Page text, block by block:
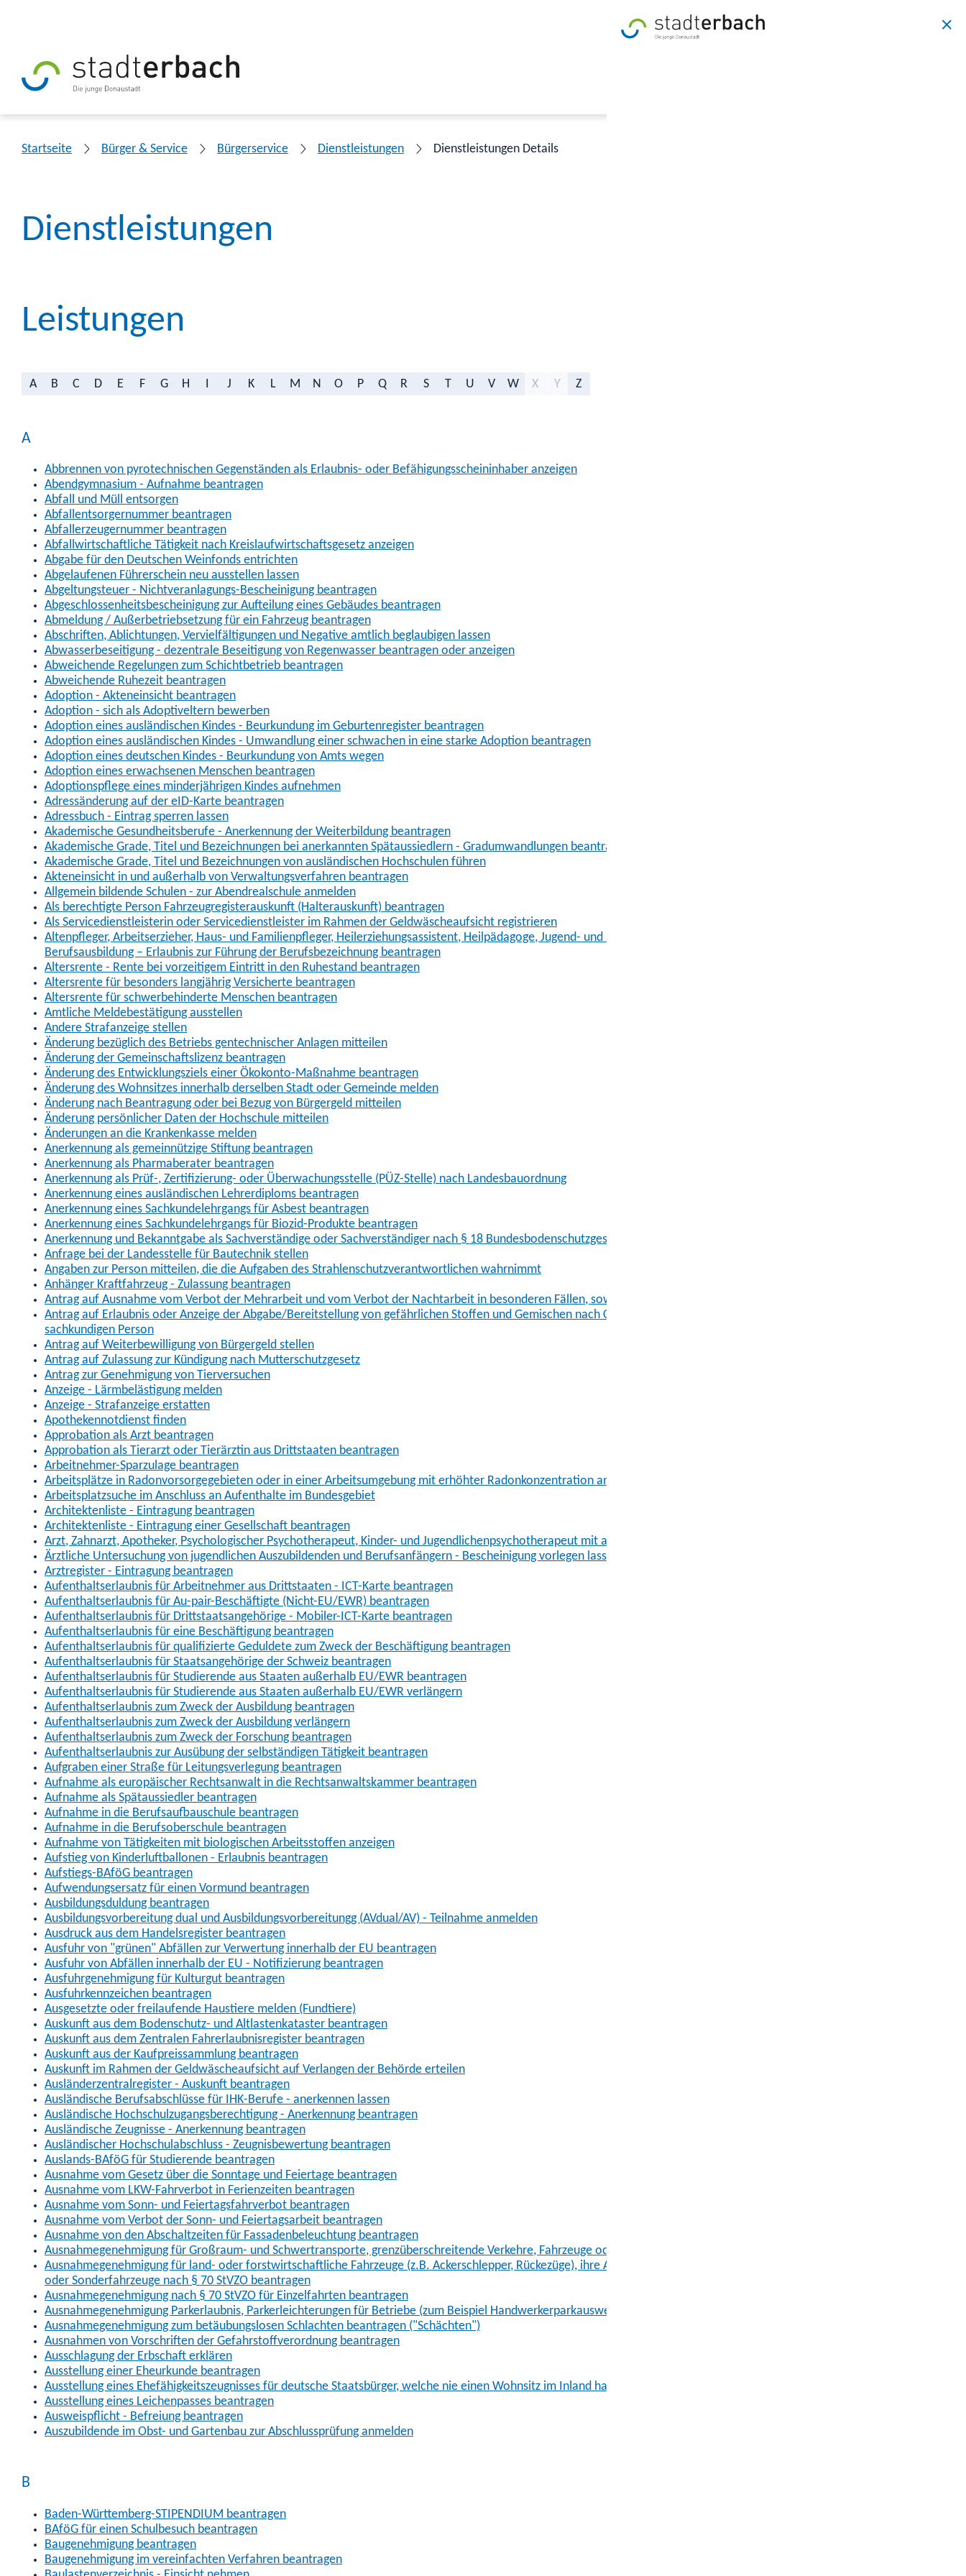
Startseite Bürger & Service Bürgerservice Dienstleistungen Dienstleistungen Details
Dienstleistungen
Leistungen
A B C D E F G H J K L M N O P Q R S T U V W X Y Z
A
Abbrennen von pyrotechnischen Gegenständen als Erlaubnis- oder Befähigungsscheininhaber anzeigen
Abendgymnasium - Aufnahme beantragen
Abfall und Müll entsorgen
Abfallentsorgernummer beantragen
Abfallerzeugernummer beantragen
Abfallwirtschaftliche Tätigkeit nach Kreislaufwirtschaftsgesetz anzeigen
Abgabe für den Deutschen Weinfonds entrichten
Abgelaufenen Führerschein neu ausstellen lassen
Abgeltungsteuer - Nichtveranlagungs-Bescheinigung beantragen
Abgeschlossenheitsbescheinigung zur Aufteilung eines Gebäudes beantragen
Abmeldung / Außerbetriebsetzung für ein Fahrzeug beantragen
Abschriften, Ablichtungen, Vervielfältigungen und Negative amtlich beglaubigen lassen
Abwasserbeseitigung - dezentrale Beseitigung von Regenwasser beantragen oder anzeigen
Abweichende Regelungen zum Schichtbetrieb beantragen
Abweichende Ruhezeit beantragen
Adoption - Akteneinsicht beantragen
Adoption - sich als Adoptiveltern bewerben
Adoption eines ausländischen Kindes - Beurkundung im Geburtenregister beantragen
Adoption eines ausländischen Kindes - Umwandlung einer schwachen in eine starke Adoption beantragen
Adoption eines deutschen Kindes - Beurkundung von Amts wegen
Adoption eines erwachsenen Menschen beantragen
Adoptionspflege eines minderjährigen Kindes aufnehmen
Adressänderung auf der eID-Karte beantragen
Adressbuch - Eintrag sperren lassen
Akademische Gesundheitsberufe - Anerkennung der Weiterbildung beantragen
Akademische Grade, Titel und Bezeichnungen bei anerkannten Spätaussiedlern - Gradumwandlungen beantragen
Akademische Grade, Titel und Bezeichnungen von ausländischen Hochschulen führen
Akteneinsicht in und außerhalb von Verwaltungsverfahren beantragen
Allgemein bildende Schulen - zur Abendrealschule anmelden
Als berechtigte Person Fahrzeugregisterauskunft (Halterauskunft) beantragen
Als Servicedienstleisterin oder Servicedienstleister im Rahmen der Geldwäscheaufsicht registrieren
Altenpfleger, Arbeitserzieher, Haus- und Familienpfleger, Heilerziehungsassistent, Heilpädagoge, Jugend- und Heimerzieher, Sozialarbeiter, Sozialpädagoge mit ausländischer
Berufsausbildung – Erlaubnis zur Führung der Berufsbezeichnung beantragen
Altersrente - Rente bei vorzeitigem Eintritt in den Ruhestand beantragen
Altersrente für besonders langjährig Versicherte beantragen
Altersrente für schwerbehinderte Menschen beantragen
Amtliche Meldebestätigung ausstellen
Andere Strafanzeige stellen
Änderung bezüglich des Betriebs gentechnischer Anlagen mitteilen
Änderung der Gemeinschaftslizenz beantragen
Änderung des Entwicklungsziels einer Ökokonto-Maßnahme beantragen
Änderung des Wohnsitzes innerhalb derselben Stadt oder Gemeinde melden
Änderung nach Beantragung oder bei Bezug von Bürgergeld mitteilen
Änderung persönlicher Daten der Hochschule mitteilen
Änderungen an die Krankenkasse melden
Anerkennung als gemeinnützige Stiftung beantragen
Anerkennung als Pharmaberater beantragen
Anerkennung als Prüf-, Zertifizierung- oder Überwachungsstelle (PÜZ-Stelle) nach Landesbauordnung
Anerkennung eines ausländischen Lehrerdiploms beantragen
Anerkennung eines Sachkundelehrgangs für Asbest beantragen
Anerkennung eines Sachkundelehrgangs für Biozid-Produkte beantragen
Anerkennung und Bekanntgabe als Sachverständige oder Sachverständiger nach § 18 Bundesbodenschutzgesetz
Anfrage bei der Landesstelle für Bautechnik stellen
Angaben zur Person mitteilen, die die Aufgaben des Strahlenschutzverantwortlichen wahrnimmt
Anhänger Kraftfahrzeug - Zulassung beantragen
Antrag auf Ausnahme vom Verbot der Mehrarbeit und vom Verbot der Nachtarbeit in besonderen Fällen, sowie der Art der Arbeit und dem Arbeitstempo
Antrag auf Erlaubnis oder Anzeige der Abgabe/Bereitstellung von gefährlichen Stoffen und Gemischen nach ChemVerbotsV sowie Änderungsanzeigen bei Wechsel der
sachkundigen Person
Antrag auf Weiterbewilligung von Bürgergeld stellen
Antrag auf Zulassung zur Kündigung nach Mutterschutzgesetz
Antrag zur Genehmigung von Tierversuchen
Anzeige - Lärmbelästigung melden
Anzeige - Strafanzeige erstatten
Apothekennotdienst finden
Approbation als Arzt beantragen
Approbation als Tierarzt oder Tierärztin aus Drittstaaten beantragen
Arbeitnehmer-Sparzulage beantragen
Arbeitsplätze in Radonvorsorgegebieten oder in einer Arbeitsumgebung mit erhöhter Radonkonzentration anmelden
Arbeitsplatzsuche im Anschluss an Aufenthalte im Bundesgebiet
Architektenliste - Eintragung beantragen
Architektenliste - Eintragung einer Gesellschaft beantragen
Arzt, Zahnarzt, Apotheker, Psychologischer Psychotherapeut, Kinder- und Jugendlichenpsychotherapeut mit ausländischer Berufsausbildung – Approbation beantragen
Ärztliche Untersuchung von jugendlichen Auszubildenden und Berufsanfängern - Bescheinigung vorlegen lassen
Arztregister - Eintragung beantragen
Aufenthaltserlaubnis für Arbeitnehmer aus Drittstaaten - ICT-Karte beantragen
Aufenthaltserlaubnis für Au-pair-Beschäftigte (Nicht-EU/EWR) beantragen
Aufenthaltserlaubnis für Drittstaatsangehörige - Mobiler-ICT-Karte beantragen
Aufenthaltserlaubnis für eine Beschäftigung beantragen
Aufenthaltserlaubnis für qualifizierte Geduldete zum Zweck der Beschäftigung beantragen
Aufenthaltserlaubnis für Staatsangehörige der Schweiz beantragen
Aufenthaltserlaubnis für Studierende aus Staaten außerhalb EU/EWR beantragen
Aufenthaltserlaubnis für Studierende aus Staaten außerhalb EU/EWR verlängern
Aufenthaltserlaubnis zum Zweck der Ausbildung beantragen
Aufenthaltserlaubnis zum Zweck der Ausbildung verlängern
Aufenthaltserlaubnis zum Zweck der Forschung beantragen
Aufenthaltserlaubnis zur Ausübung der selbständigen Tätigkeit beantragen
Aufgraben einer Straße für Leitungsverlegung beantragen
Aufnahme als europäischer Rechtsanwalt in die Rechtsanwaltskammer beantragen
Aufnahme als Spätaussiedler beantragen
Aufnahme in die Berufsaufbauschule beantragen
Aufnahme in die Berufsoberschule beantragen
Aufnahme von Tätigkeiten mit biologischen Arbeitsstoffen anzeigen
Aufstieg von Kinderluftballonen - Erlaubnis beantragen
Aufstiegs-BAföG beantragen
Aufwendungsersatz für einen Vormund beantragen
Ausbildungsduldung beantragen
Ausbildungsvorbereitung dual und Ausbildungsvorbereitungg (AVdual/AV) - Teilnahme anmelden
Ausdruck aus dem Handelsregister beantragen
Ausfuhr von "grünen" Abfällen zur Verwertung innerhalb der EU beantragen
Ausfuhr von Abfällen innerhalb der EU - Notifizierung beantragen
Ausfuhrgenehmigung für Kulturgut beantragen
Ausfuhrkennzeichen beantragen
Ausgesetzte oder freilaufende Haustiere melden (Fundtiere)
Auskunft aus dem Bodenschutz- und Altlastenkataster beantragen
Auskunft aus dem Zentralen Fahrerlaubnisregister beantragen
Auskunft aus der Kaufpreissammlung beantragen
Auskunft im Rahmen der Geldwäscheaufsicht auf Verlangen der Behörde erteilen
Ausländerzentralregister - Auskunft beantragen
Ausländische Berufsabschlüsse für IHK-Berufe - anerkennen lassen
Ausländische Hochschulzugangsberechtigung - Anerkennung beantragen
Ausländische Zeugnisse - Anerkennung beantragen
Ausländischer Hochschulabschluss - Zeugnisbewertung beantragen
Auslands-BAföG für Studierende beantragen
Ausnahme vom Gesetz über die Sonntage und Feiertage beantragen
Ausnahme vom LKW-Fahrverbot in Ferienzeiten beantragen
Ausnahme vom Sonn- und Feiertagsfahrverbot beantragen
Ausnahme vom Verbot der Sonn- und Feiertagsarbeit beantragen
Ausnahme von den Abschaltzeiten für Fassadenbeleuchtung beantragen
Ausnahmegenehmigung für Großraum- und Schwertransporte, grenzüberschreitende Verkehre, Fahrzeuge oder Fahrzeugkombinationen nach § 70 StVZO beantragen
Ausnahmegenehmigung für land- oder forstwirtschaftliche Fahrzeuge (z.B. Ackerschlepper, Rückezüge), ihre Anhänger, Arbeitsmaschinen (z.B. Gabelstapler, Mähdrescher)
oder Sonderfahrzeuge nach § 70 StVZO beantragen
Ausnahmegenehmigung nach § 70 StVZO für Einzelfahrten beantragen
Ausnahmegenehmigung Parkerlaubnis, Parkerleichterungen für Betriebe (zum Beispiel Handwerkerparkausweis)
Ausnahmegenehmigung zum betäubungslosen Schlachten beantragen ("Schächten")
Ausnahmen von Vorschriften der Gefahrstoffverordnung beantragen
Ausschlagung der Erbschaft erklären
Ausstellung einer Eheurkunde beantragen
Ausstellung eines Ehefähigkeitszeugnisses für deutsche Staatsbürger, welche nie einen Wohnsitz im Inland hatten
Ausstellung eines Leichenpasses beantragen
Ausweispflicht - Befreiung beantragen
Auszubildende im Obst- und Gartenbau zur Abschlussprüfung anmelden
B
Baden-Württemberg-STIPENDIUM beantragen
BAföG für einen Schulbesuch beantragen
Baugenehmigung beantragen
Baugenehmigung im vereinfachten Verfahren beantragen